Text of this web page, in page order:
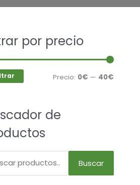
por precio
Precio: 0€ — 40€
de
Buscar